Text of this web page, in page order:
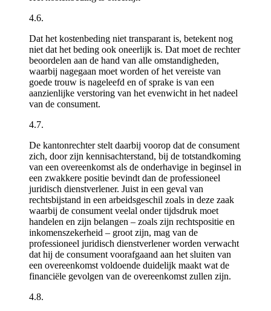
4.6.
Dat het kostenbeding niet transparant is, betekent nog
niet dat het beding ook oneerlijk is. Dat moet de rechter
beoordelen aan de hand van alle omstandigheden,
waarbij nagegaan moet worden of het vereiste van
goede trouw is nageleefd en of sprake is van een
aanzienlijke verstoring van het evenwicht in het nadeel
van de consument.
4.7.
De kantonrechter stelt daarbij voorop dat de consument
zich, door zijn kennisachterstand, bij de totstandkoming
van een overeenkomst als de onderhavige in beginsel in
een zwakkere positie bevindt dan de professioneel
juridisch dienstverlener. Juist in een geval van
rechtsbijstand in een arbeidsgeschil zoals in deze zaak
waarbij de consument veelal onder tijdsdruk moet
handelen en zijn belangen – zoals zijn rechtspositie en
inkomenszekerheid – groot zijn, mag van de
professioneel juridisch dienstverlener worden verwacht
dat hij de consument voorafgaand aan het sluiten van
een overeenkomst voldoende duidelijk maakt wat de
financiële gevolgen van de overeenkomst zullen zijn.
4.8.